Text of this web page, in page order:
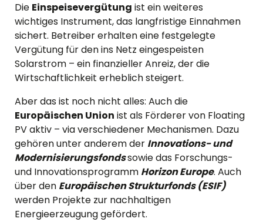
Die Einspeisevergütung ist ein weiteres
wichtiges Instrument, das langfristige Einnahmen
sichert. Betreiber erhalten eine festgelegte
Vergütung für den ins Netz eingespeisten
Solarstrom – ein finanzieller Anreiz, der die
Wirtschaftlichkeit erheblich steigert.
Aber das ist noch nicht alles: Auch die
Europäischen Union ist als Förderer von Floating
PV aktiv – via verschiedener Mechanismen. Dazu
gehören unter anderem der Innovations- und
Modernisierungsfondssowie das Forschungs-
und Innovationsprogramm Horizon Europe. Auch
über den Europäischen Strukturfonds (ESIF)
werden Projekte zur nachhaltigen
Energieerzeugung gefördert.